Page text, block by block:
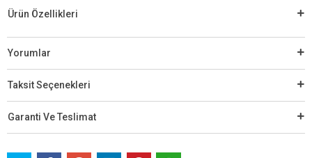
Ürün Özellikleri
Yorumlar
Taksit Seçenekleri
Garanti Ve Teslimat